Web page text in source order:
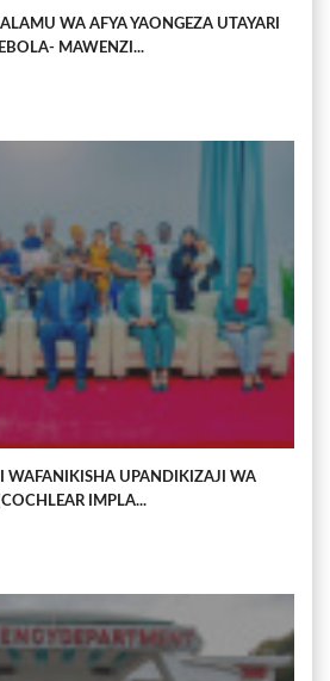
WA AFYA YAONGEZA UTAYARI
MAWENZI...
WAFANIKISHA UPANDIKIZAJI WA
IMPLA...